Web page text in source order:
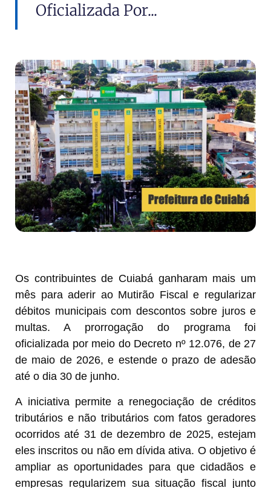
Oficializada Por...
Os contribuintes de Cuiabá ganharam mais um
mês para aderir ao Mutirão Fiscal e regularizar
débitos municipais com descontos sobre juros e
multas. A prorrogação do programa foi
oficializada por meio do Decreto nº 12.076, de 27
de maio de 2026, e estende o prazo de adesão
até o dia 30 de junho.
A iniciativa permite a renegociação de créditos
tributários e não tributários com fatos geradores
ocorridos até 31 de dezembro de 2025, estejam
eles inscritos ou não em dívida ativa. O objetivo é
ampliar as oportunidades para que cidadãos e
empresas regularizem sua situação fiscal junto